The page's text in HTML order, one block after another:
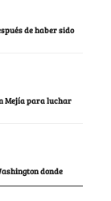
de haber sido
Mejía para luchar
donde